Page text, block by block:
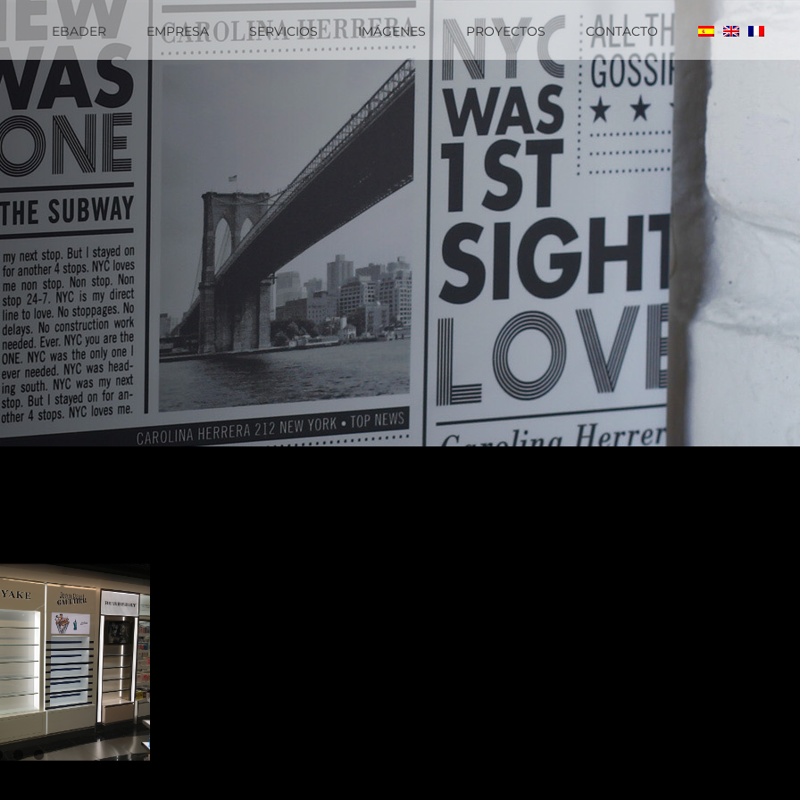
EBADER EMPRESA SERVICIOS IMÁGENES PROYECTOS CONTACTO